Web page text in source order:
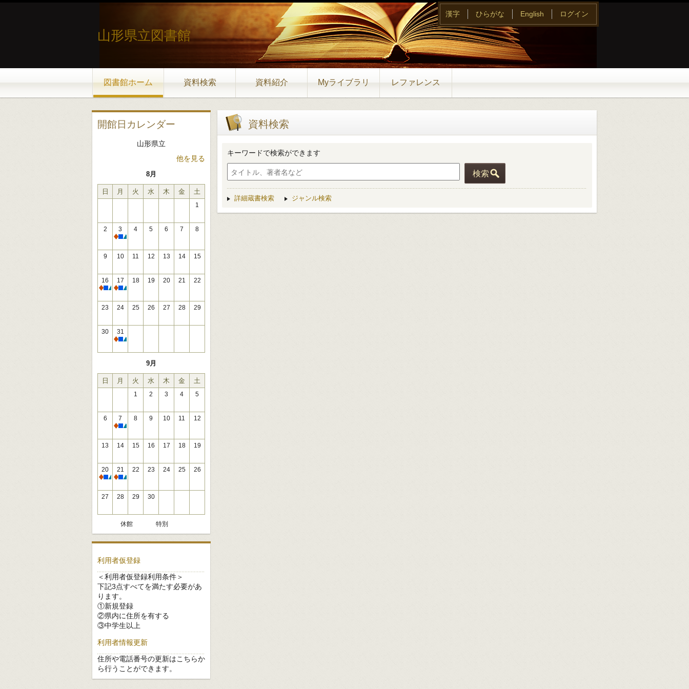
山形県立図書館
図書館ホーム 資料検索 資料紹介 Myライブラリ レファレンス
漢字 ひらがな English ログイン
開館日カレンダー
山形県立
他を見る
8月
日 月 火 水 木 金 土
1
2
3
休館
4 5 6 7 8
9 10 11 12 13 14 15
16
休館
17
休館
18 19 20 21 22
23 24 25 26 27 28 29
30
31
休館
9月
日 月 火 水 木 金 土
1 2 3 4 5
6
7
休館
8 9 10 11 12
13 14 15 16 17 18 19
20
休館
21
休館
22 23 24 25 26
27 28 29 30
休館 特別
利用者仮登録
＜利用者仮登録利用条件＞
下記3点すべてを満たす必要があ
ります。
①新規登録
②県内に住所を有する
③中学生以上
利用者情報更新
住所や電話番号の更新はこちらか
ら行うことができます。
資料検索
キーワードで検索ができます
検索
詳細蔵書検索 ジャンル検索